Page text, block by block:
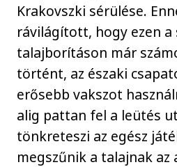
Krakovszki sérülése.
rávilágított, hogy ezen a
talajborításon már
történt, az északi
erősebb vakszot
alig pattan fel a leütés
tönkreteszi az egész
megszűnik a talajnak az